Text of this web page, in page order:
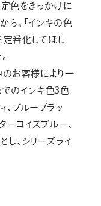
色をきっかけに
、「インキの色
定番化してほし
のお客様により一
でのインキ色3色
、ブルーブラッ
ーコイズブルー、
し、シリーズライ